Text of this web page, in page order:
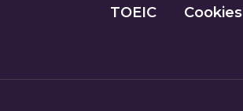
TOEIC Cookies